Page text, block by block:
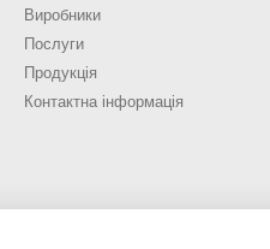
Виробники
Послуги
Продукція
Контактна інформація